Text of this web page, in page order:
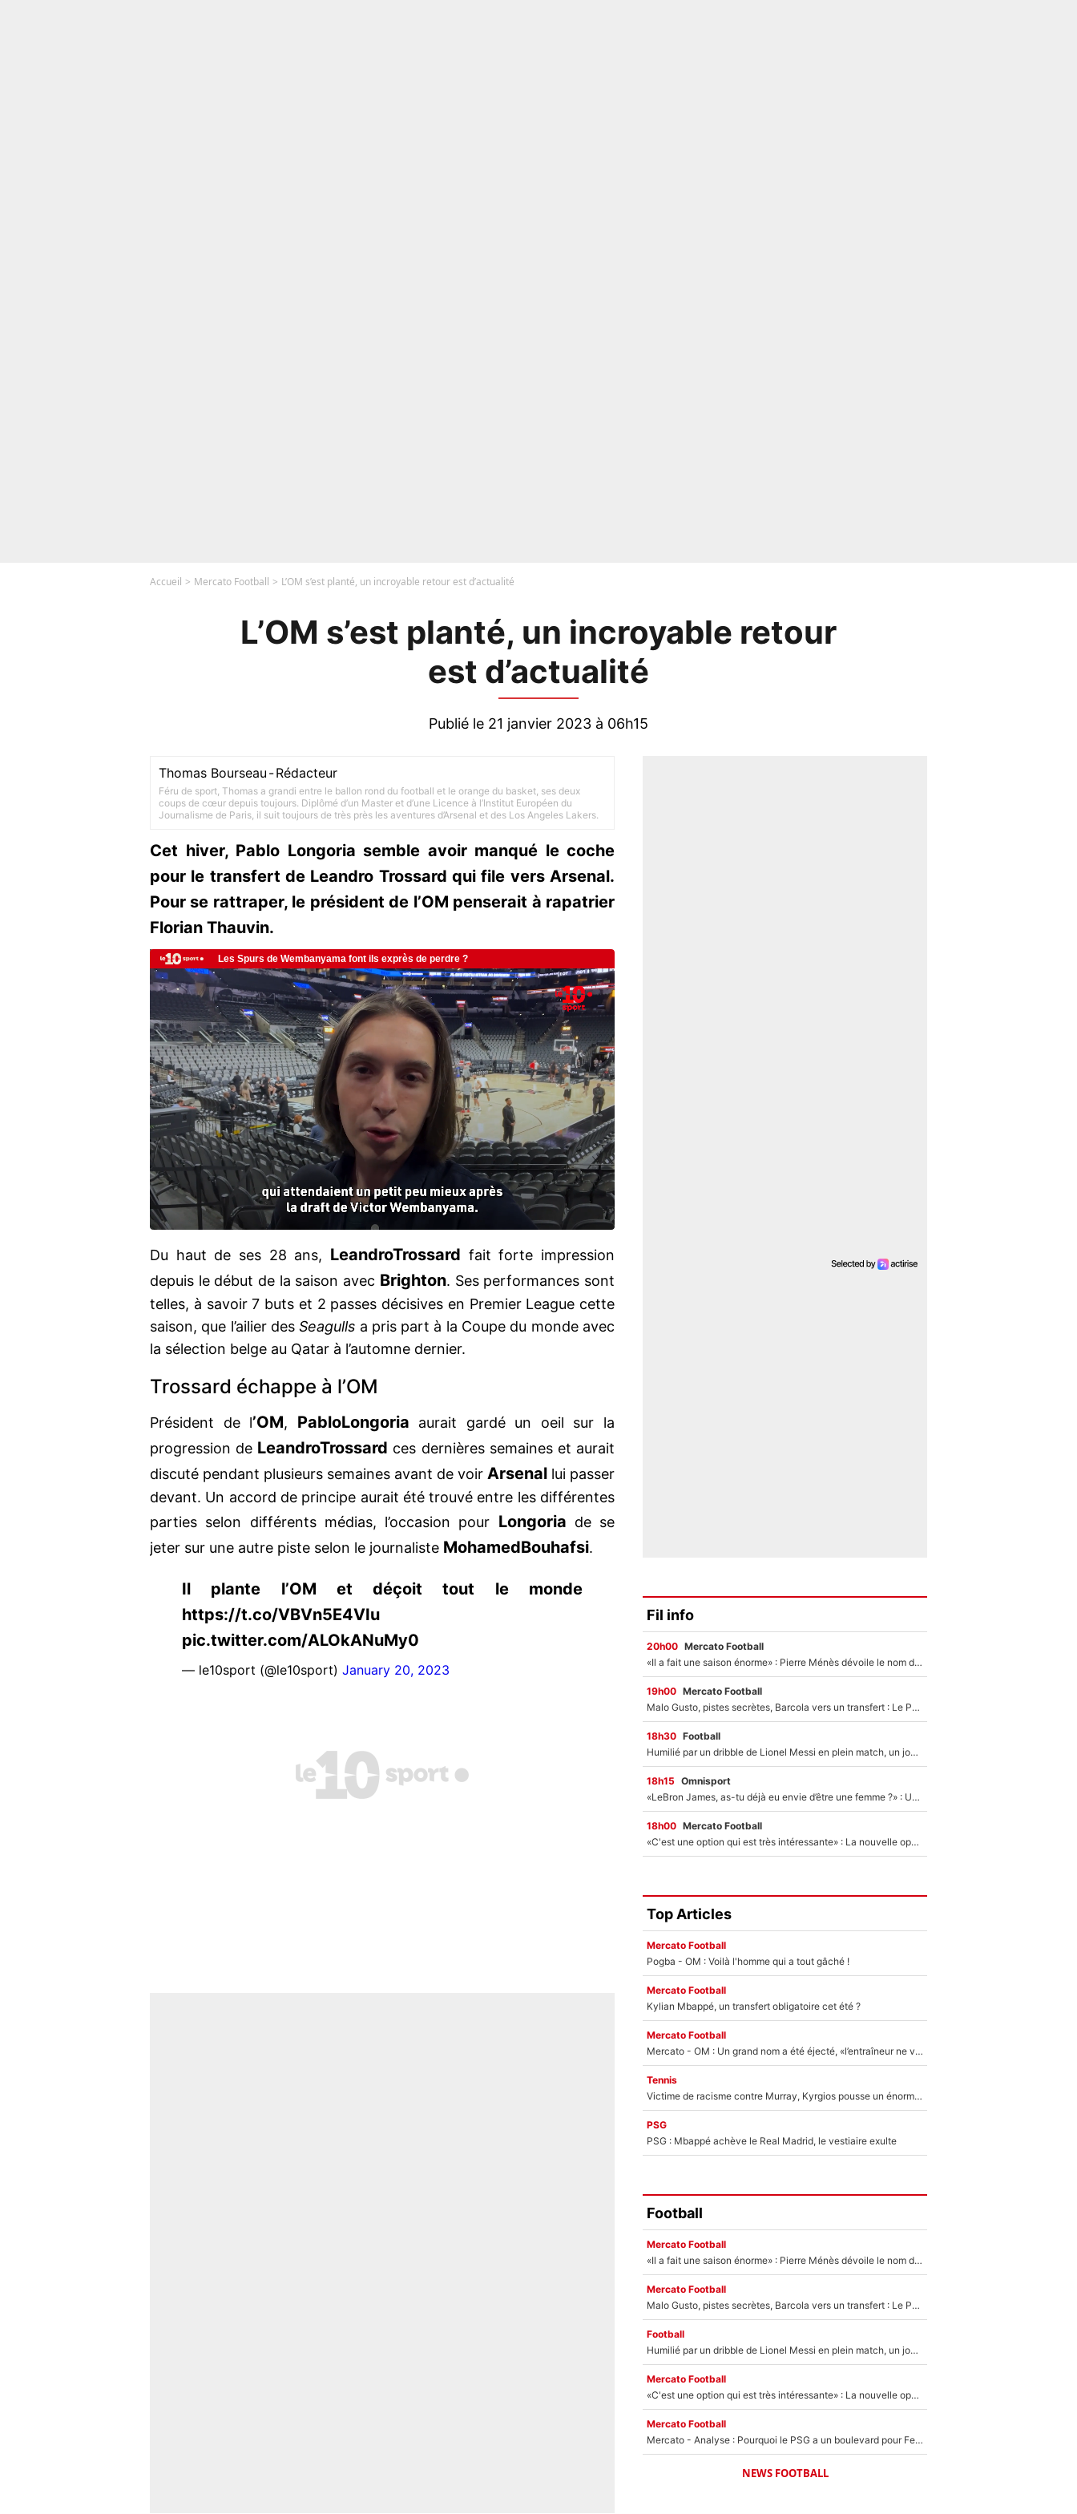
Accueil Mercato Football L’OM s’est planté, un incroyable retour est d’actualité
L’OM s’est planté, un incroyable retour
est d’actualité
Publié le 21 janvier 2023 à 06h15
Thomas Bourseau -Rédacteur
Féru de sport, Thomas a grandi entre le ballon rond du football et le orange du basket, ses deux
coups de cœur depuis toujours. Diplômé d’un Master et d’une Licence à l’Institut Européen du
Journalisme de Paris, il suit toujours de très près les aventures d’Arsenal et des Los Angeles Lakers.
Cet hiver, Pablo Longoria semble avoir manqué le coche
pour le transfert de Leandro Trossard qui file vers Arsenal.
Pour se rattraper, le président de l’OM penserait à rapatrier
Florian Thauvin.
Du haut de ses 28 ans, LeandroTrossard fait forte impression
depuis le début de la saison avec Brighton. Ses performances sont
telles, à savoir 7 buts et 2 passes décisives en Premier League cette
saison, que l’ailier desSeagulls a pris part à la Coupe du monde avec
la sélection belge au Qatar à l’automne dernier.
Trossard échappe à l’OM
Président de l’OM, PabloLongoria aurait gardé un oeil sur la
progression de LeandroTrossard ces dernières semaines et aurait
discuté pendant plusieurs semaines avant de voir Arsenal lui passer
devant. Un accord de principe aurait été trouvé entre les différentes
parties selon différents médias, l’occasion pour Longoria de se
jeter sur une autre piste selon le journaliste MohamedBouhafsi.
Il plante l’OM et déçoit tout le monde
https://t.co/VBVn5E4VIu
pic.twitter.com/ALOkANuMy0
— le10sport (@le10sport) January 20, 2023
Fil info
20h00 Mercato Football
«Il a fait une saison énorme» : Pierre Ménès dévoile le nom du joueur que l’OM devait absolument recruter cet été, l’IA valide la piste !
19h00 Mercato Football
Malo Gusto, pistes secrètes, Barcola vers un transfert : Le PSG prépare encore des surprises sur le mercato
18h30 Football
Humilié par un dribble de Lionel Messi en plein match, un joueur d’Arsenal a changé de coiffure pour passer incognito !
18h15 Omnisport
«LeBron James, as-tu déjà eu envie d’être une femme ?» : Un dérapage de Donald Trump sur la superstar de la NBA refait surface
18h00 Mercato Football
«C'est une option qui est très intéressante» : La nouvelle opération évoquée au PSG est déjà validée dans l’After Foot
Top Articles
Mercato Football
Pogba - OM : Voilà l'homme qui a tout gâché !
Mercato Football
Kylian Mbappé, un transfert obligatoire cet été ?
Mercato Football
Mercato - OM : Un grand nom a été éjecté, «l’entraîneur ne voulait pas me conserver»
Tennis
Victime de racisme contre Murray, Kyrgios pousse un énorme coup de gueule !
PSG
PSG : Mbappé achève le Real Madrid, le vestiaire exulte
Football
Mercato Football
«Il a fait une saison énorme» : Pierre Ménès dévoile le nom du joueur que l’OM devait absolument recruter cet été, l’IA valide la piste !
Mercato Football
Malo Gusto, pistes secrètes, Barcola vers un transfert : Le PSG prépare encore des surprises sur le mercato
Football
Humilié par un dribble de Lionel Messi en plein match, un joueur d’Arsenal a changé de coiffure pour passer incognito !
Mercato Football
«C'est une option qui est très intéressante» : La nouvelle opération évoquée au PSG est déjà validée dans l’After Foot
Mercato Football
Mercato - Analyse : Pourquoi le PSG a un boulevard pour Ferran Torres
NEWS FOOTBALL